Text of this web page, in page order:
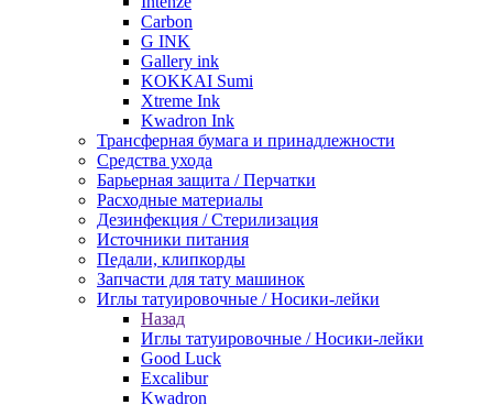
Carbon
G INK
Gallery ink
KOKKAI Sumi
Xtreme Ink
Kwadron Ink
Трансферная бумага и принадлежности
Средства ухода
Барьерная защита / Перчатки
Расходные материалы
Дезинфекция / Стерилизация
Источники питания
Педали, клипкорды
Запчасти для тату машинок
Иглы татуировочные / Носики-лейки
Назад
Иглы татуировочные / Носики-лейки
Good Luck
Excalibur
Kwadron